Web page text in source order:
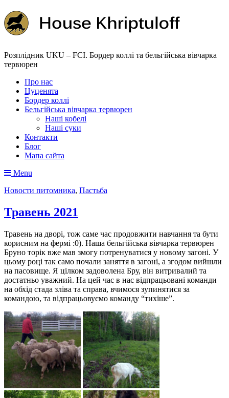
Розплідник UKU – FCI. Бордер коллі та бельгійська вівчарка
тервюрен
Про нас
Цуценята
Бордер коллі
Бельгійська вівчарка тервюрен
Наші кобелі
Наші суки
Контакти
Блог
Мапа сайта
Menu
Новости питомника, Пастьба
Травень 2021
Травень на дворі, тож саме час продовжити навчання та бути
корисним на фермі :0). Наша бельгійська вівчарка тервюрен
Бруно торік вже мав змогу потренуватися у новому загоні. У
цьому році так само почали заняття в загоні, а згодом вийшли
на пасовище. Я цілком задоволена Бру, він витривалий та
достатньо уважний. На цей час в нас відпрацьовані команди
на обхід стада зліва та справа, вчимося зупинятися за
командою, та відпрацьовуємо команду “тихіше”.